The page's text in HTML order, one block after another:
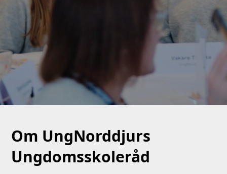
Om UngNorddjurs
Ungdomsskoleråd